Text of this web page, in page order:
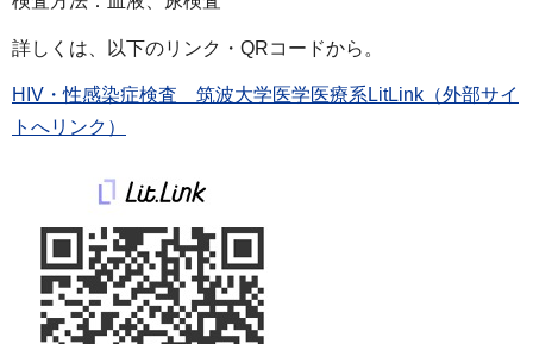
詳しくは、以下のリンク・QRコードから。
HIV・性感染症検査 筑波大学医学医療系LitLink（外部サイ
トへリンク）